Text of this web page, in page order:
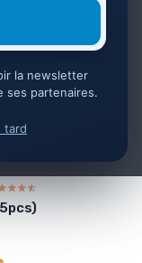
la newsletter
ses partenaires.
tard